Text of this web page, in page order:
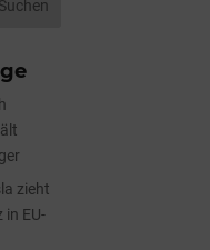
zieht
in EU-